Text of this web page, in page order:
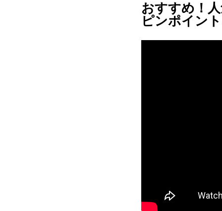
おすすめ！
ピンポイン